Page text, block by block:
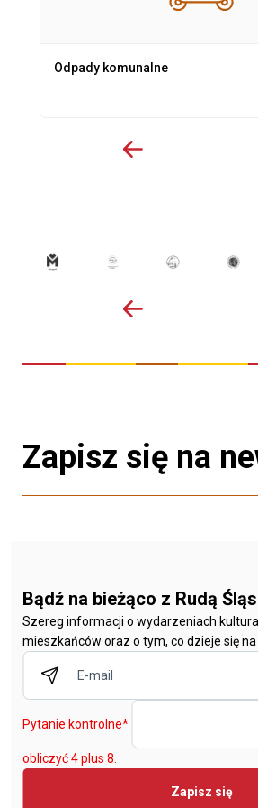
Odpady komunalne
Zapisz się na
Bądź na bieżąco z Rudą
Szereg informacji o wydarzeniach
mieszkańców oraz o tym, co dzieje się
Pytanie kontrolne*
obliczyć 4 plus 8.
Zapisz się